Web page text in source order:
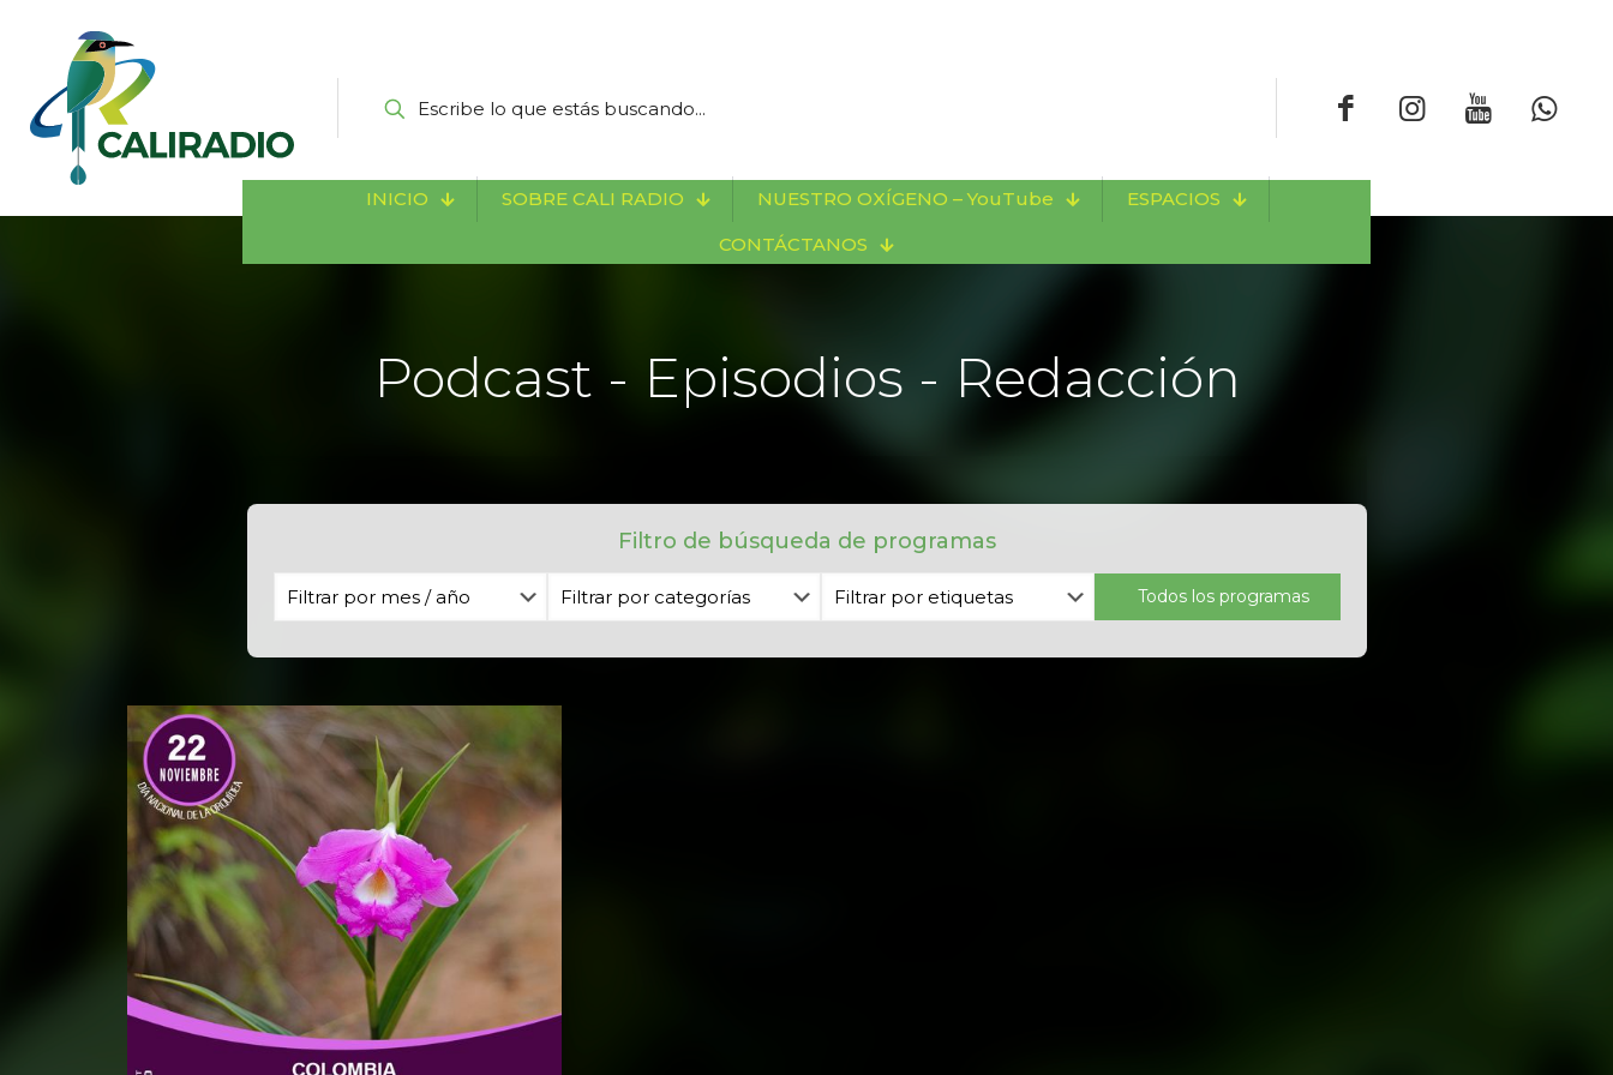
INICIO SOBRE CALI RADIO NUESTRO OXÍGENO – YouTube
ESPACIOS
CONTÁCTANOS
Podcast - Episodios - Redacción
Filtro de búsqueda de programas
Todos los programas